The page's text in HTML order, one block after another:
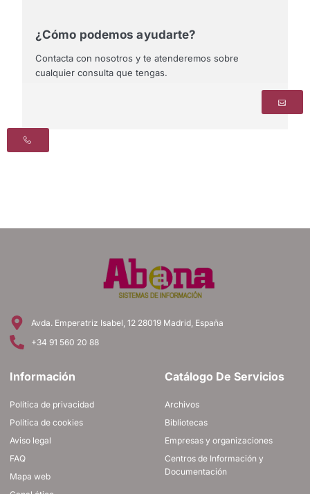
¿Cómo podemos ayudarte?
Contacta con nosotros y te atenderemos sobre
cualquier consulta que tengas.
Avda. Emperatriz Isabel, 12 28019 Madrid, España
+34 91 560 20 88
Información
Política de privacidad
Política de cookies
Aviso legal
FAQ
Mapa web
Catálogo De Servicios
Archivos
Bibliotecas
Empresas y organizaciones
Centros de Información y
Documentación